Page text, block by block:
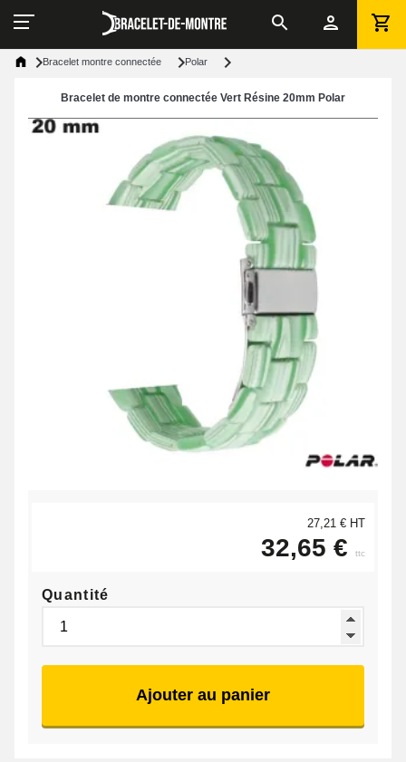
Bracelet montre connectée Polar
Bracelet de montre connectée Vert Résine 20mm Polar
27,21 € HT
32,65 € ttc
Quantité
Ajouter au panier